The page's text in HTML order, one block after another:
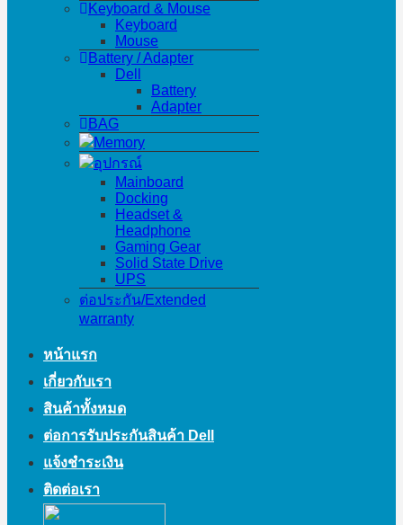
Keyboard & Mouse
Keyboard
Mouse
Battery / Adapter
Dell
Battery
Adapter
BAG
Memory
อุปกรณ์
Mainboard
Docking
Headset &
Headphone
Gaming Gear
Solid State Drive
UPS
ต่อประกัน/Extended
warranty
หน้าแรก
เกี่ยวกับเรา
สินค้าทั้งหมด
ต่อการรับประกันสินค้า Dell
แจ้งชำระเงิน
ติดต่อเรา